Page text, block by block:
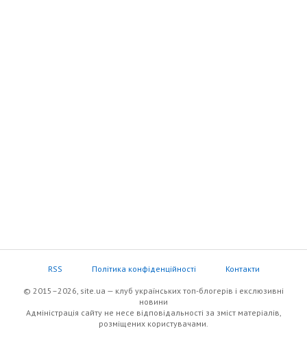
RSS Політика конфіденційності Контакти
© 2015–2026, site.ua — клуб українських топ-блогерів i екслюзивнi
новини
Адміністрація сайту не несе відповідальності за зміст матеріалів,
розміщених користувачами.